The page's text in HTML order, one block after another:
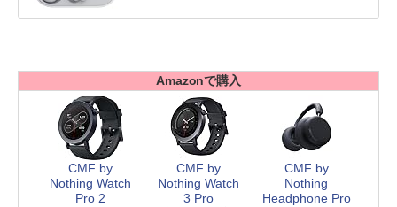
Amazonで購入
CMF by
Nothing Watch
Pro 2
CMF by
Nothing Watch
3 Pro
CMF by
Nothing
Headphone Pro